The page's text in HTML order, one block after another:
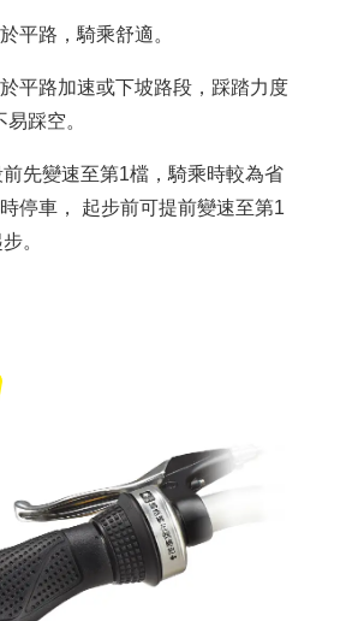
平路，騎乘舒適。
平路加速或下坡路段，踩踏力度
踩空。
先變速至第1檔，騎乘時較為省
停車， 起步前可提前變速至第1
。